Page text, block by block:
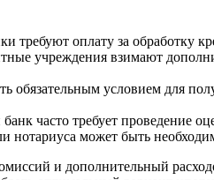
требуют оплату за обработку
учреждения взимают
обязательным условием для
часто требует проведение
нотариуса может быть
и дополнительный